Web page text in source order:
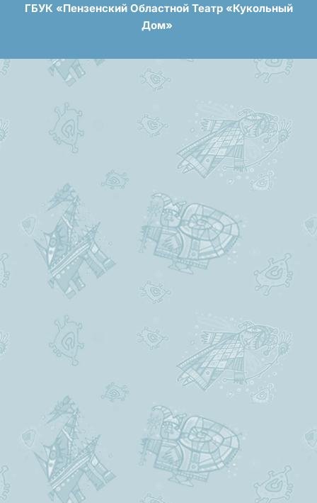
ГБУК «Пензенский Областной Театр «Кукольный
Дом»